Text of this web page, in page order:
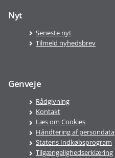
Nyt
Seneste nyt
Tilmeld nyhedsbrev
Genveje
Rådgivning
Kontakt
Læs om Cookies
Håndtering af persondata
Statens Indkøbsprogram
Tilgængelighedserklæring